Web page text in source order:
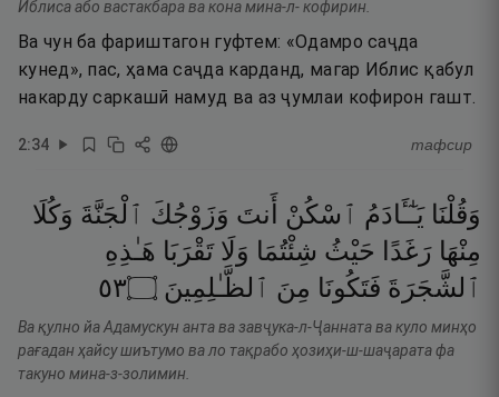
Иблиса або вастакбара ва кона мина-л- кофирин.
Ва чун ба фариштагон гуфтем: «Одамро саҷда
кунед», пас, ҳама саҷда карданд, магар Иблис қабул
накарду саркашӣ намуд ва аз ҷумлаи кофирон гашт.
2:34 тафсир
وَقُلْنَا يَـٰٓـَٔادَمُ ٱسْكُنْ أَنتَ وَزَوْجُكَ ٱلْجَنَّةَ وَكُلَا
مِنْهَا رَغَدًا حَيْثُ شِئْتُمَا وَلَا تَقْرَبَا هَـٰذِهِ
ٱلشَّجَرَةَ فَتَكُونَا مِنَ ٱلظَّـٰلِمِينَ ۝٣٥
Ва қулно йа Адамускун анта ва завҷука-л-Ҷанната ва куло минҳо
рағадан ҳайсу шиътумо ва ло тақрабо ҳозиҳи-ш-шаҷарата фа
такуно мина-з-золимин.